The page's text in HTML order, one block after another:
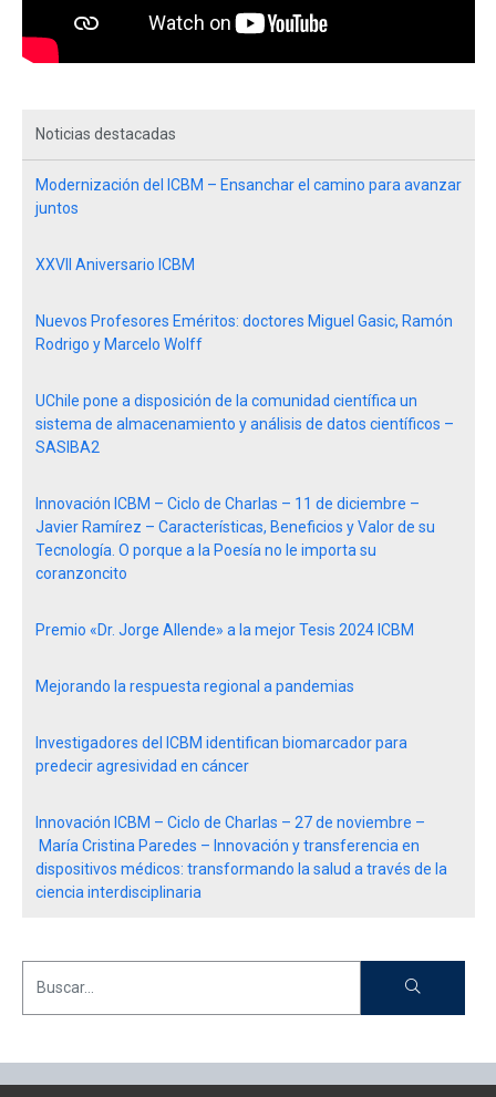
Noticias destacadas
Modernización del ICBM – Ensanchar el camino para avanzar
juntos
XXVII Aniversario ICBM
Nuevos Profesores Eméritos: doctores Miguel Gasic, Ramón
Rodrigo y Marcelo Wolff
UChile pone a disposición de la comunidad científica un
sistema de almacenamiento y análisis de datos científicos –
SASIBA2
Innovación ICBM – Ciclo de Charlas – 11 de diciembre –
Javier Ramírez – Características, Beneficios y Valor de su
Tecnología. O porque a la Poesía no le importa su
coranzoncito
Premio «Dr. Jorge Allende» a la mejor Tesis 2024 ICBM
Mejorando la respuesta regional a pandemias
Investigadores del ICBM identifican biomarcador para
predecir agresividad en cáncer
Innovación ICBM – Ciclo de Charlas – 27 de noviembre –
María Cristina Paredes – Innovación y transferencia en
dispositivos médicos: transformando la salud a través de la
ciencia interdisciplinaria